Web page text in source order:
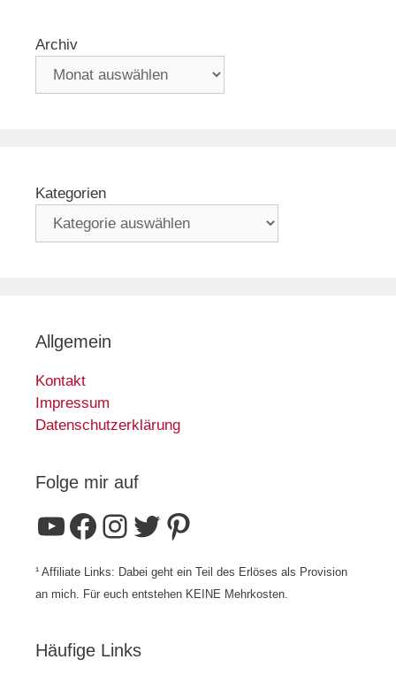
Archiv
Kategorien
Allgemein
Kontakt
Impressum
Datenschutzerklärung
Folge mir auf
YouTube
Facebook
Instagram
Twitter
Pinterest
¹ Affiliate Links: Dabei geht ein Teil des Erlöses als Provision
an mich. Für euch entstehen KEINE Mehrkosten.
Häufige Links